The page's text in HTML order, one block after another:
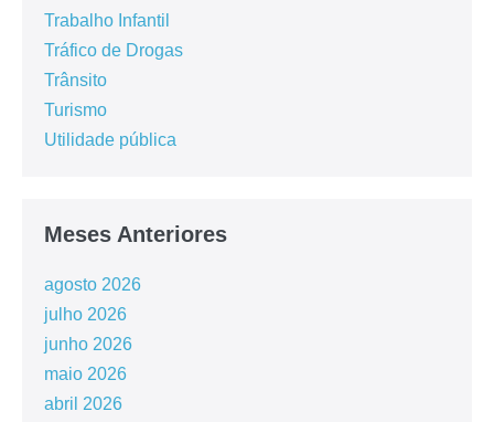
Trabalho Infantil
Tráfico de Drogas
Trânsito
Turismo
Utilidade pública
Meses Anteriores
agosto 2026
julho 2026
junho 2026
maio 2026
abril 2026